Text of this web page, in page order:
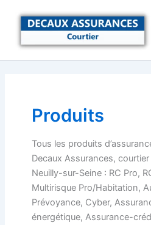
Produits
Tous les produits
Decaux Assurances,
Neuilly-sur-Seine : RC Pro,
Multirisque Pro/Habitation,
Prévoyance, Cyber,
énergétique, Assurance-